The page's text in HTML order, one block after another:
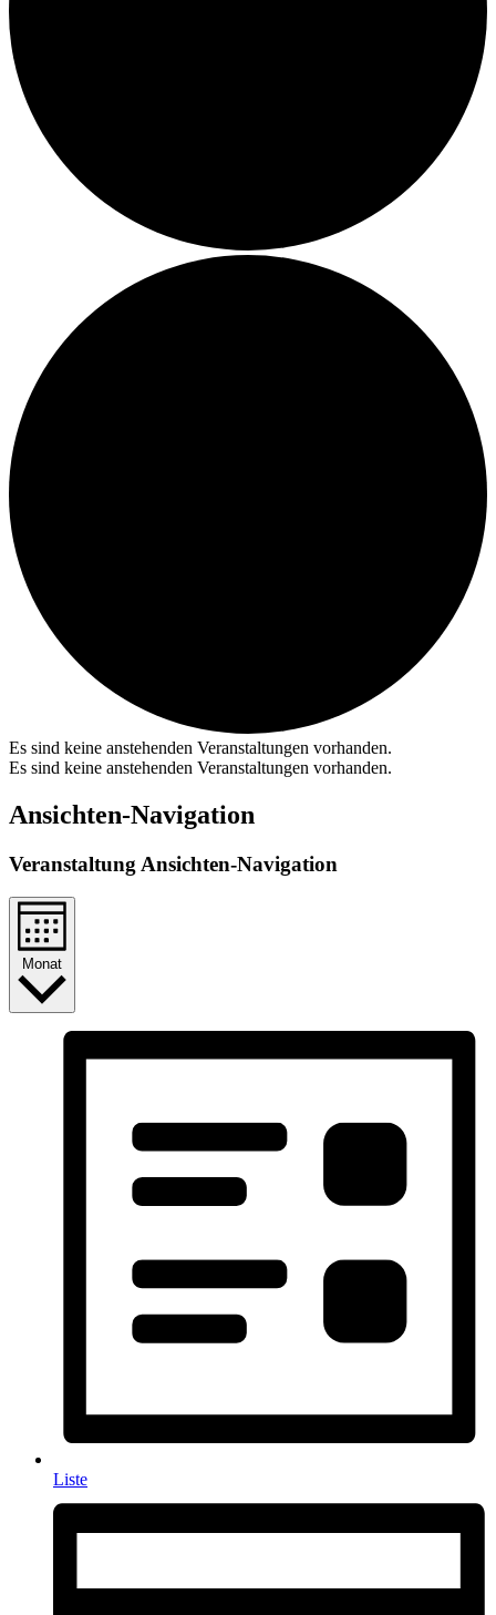
Es sind keine anstehenden Veranstaltungen vorhanden.
Es sind keine anstehenden Veranstaltungen vorhanden.
Ansichten-Navigation
Veranstaltung Ansichten-Navigation
Monat
Liste